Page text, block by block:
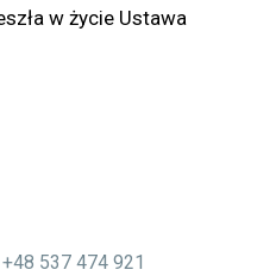
w życie Ustawa
+48 537 474 921